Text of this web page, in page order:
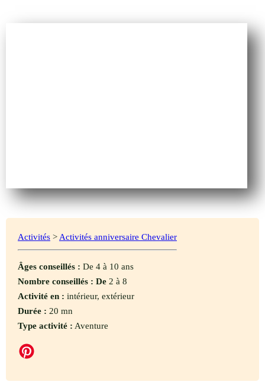
Activités > Activités anniversaire Chevalier
Âges conseillés : De 4 à 10 ans
Nombre conseillés : De 2 à 8
Activité en : intérieur, extérieur
Durée : 20 mn
Type activité : Aventure